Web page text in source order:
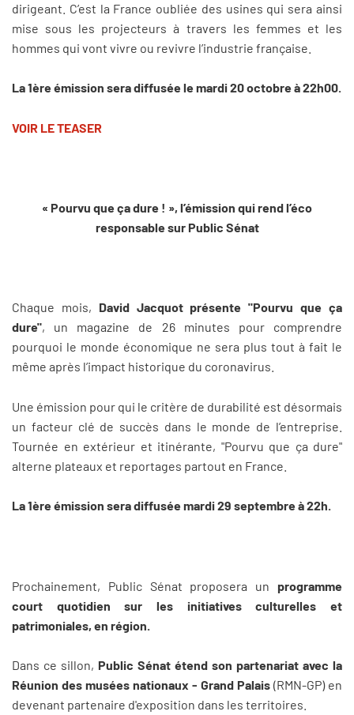
dirigeant. C’est la France oubliée des usines qui sera ainsi
mise sous les projecteurs à travers les femmes et les
hommes qui vont vivre ou revivre l’industrie française.
La 1ère émission sera diffusée le mardi 20 octobre à 22h00.
VOIR LE TEASER
« Pourvu que ça dure ! », l’émission qui rend l’éco
responsable sur Public Sénat
Chaque mois, David Jacquot présente "Pourvu que ça
dure", un magazine de 26 minutes pour comprendre
pourquoi le monde économique ne sera plus tout à fait le
même après l’impact historique du coronavirus.
Une émission pour qui le critère de durabilité est désormais
un facteur clé de succès dans le monde de l’entreprise.
Tournée en extérieur et itinérante, "Pourvu que ça dure"
alterne plateaux et reportages partout en France.
La 1ère émission sera diffusée mardi 29 septembre à 22h.
Prochainement, Public Sénat proposera un programme
court quotidien sur les initiatives culturelles et
patrimoniales, en région.
Dans ce sillon, Public Sénat étend son partenariat avec la
Réunion des musées nationaux - Grand Palais (RMN-GP) en
devenant partenaire d'exposition dans les territoires.